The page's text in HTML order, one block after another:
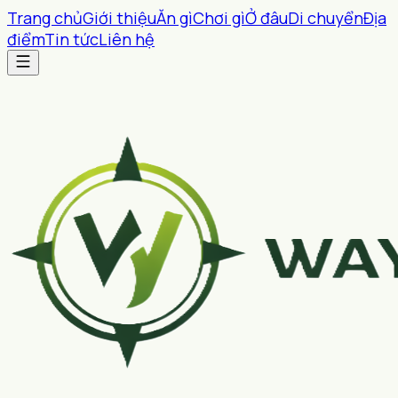
Trang chủGiới thiệuĂn gìChơi gìỞ đâuDi chuyểnĐịa
điểmTin tứcLiên hệ